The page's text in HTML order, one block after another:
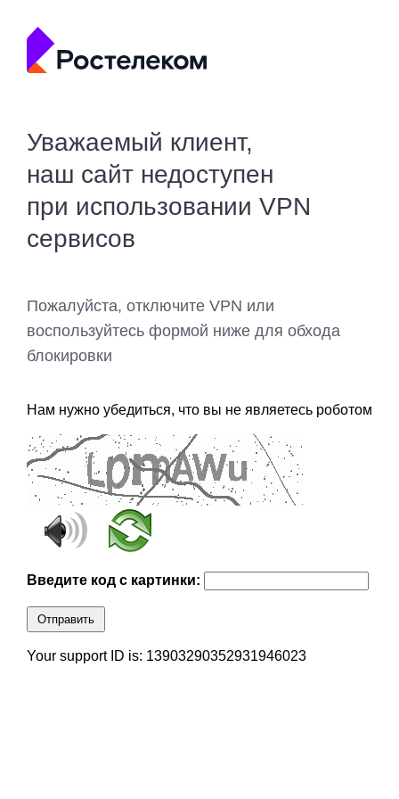
Уважаемый клиент,
наш сайт недоступен
при использовании VPN
сервисов
Пожалуйста, отключите VPN или
воспользуйтесь формой ниже для обхода
блокировки
Нам нужно убедиться, что вы не являетесь роботом
Введите код с картинки:
Отправить
Your support ID is: 13903290352931946023